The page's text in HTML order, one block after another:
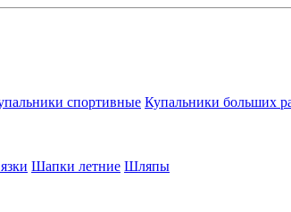
спортивные Купальники больших
Шапки летние Шляпы